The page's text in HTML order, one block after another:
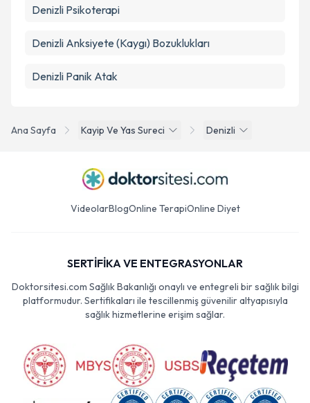
Ana Sayfa Kayip Ve Yas Sureci Denizli
Denizli Psikoterapi
Denizli Anksiyete (Kaygı) Bozuklukları
Denizli Panik Atak
VideolarBlogOnline TerapiOnline Diyet
SERTİFİKA VE ENTEGRASYONLAR
Doktorsitesi.com Sağlık Bakanlığı onaylı ve entegreli bir sağlık bilgi
platformudur. Sertifikaları ile tescillenmiş güvenilir altyapısıyla
sağlık hizmetlerine erişim sağlar.